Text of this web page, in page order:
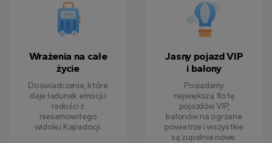
Wrażenia na całe
życie
Doświadczenie, które
daje ładunek emocji i
radości z
niesamowitego
widoku Kapadocji.
Jasny pojazd VIP
i balony
Posiadamy
największą flotę
pojazdów VIP,
balonów na ogrzane
powietrze i wszystkie
są zupełnie nowe.